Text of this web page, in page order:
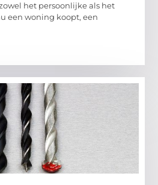
het persoonlijke als het
een woning koopt, een